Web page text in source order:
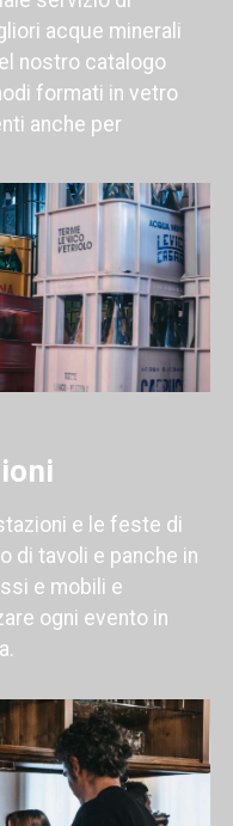
acque minerali
nostro catalogo
formati in vetro
anche per
e le feste di
di tavoli e panche in
e mobili e
ogni evento in